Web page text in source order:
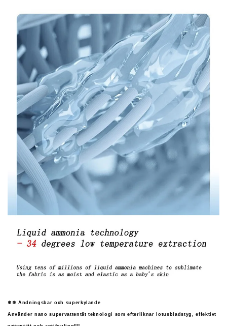
❄❄ Andningsbar och superkylande
Använder nano supervattentät teknologi som efterliknar lotusbladstyg, effektivt